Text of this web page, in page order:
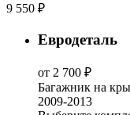
9 550 ₽
Евродеталь
от 2 700 ₽
Багажник на
2009-2013